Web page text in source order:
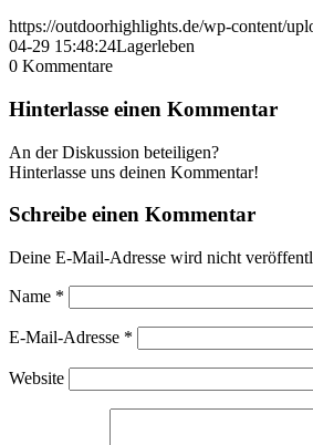
https://outdoorhighlights.de/wp-content/
04-29 15:48:24Lagerleben
0 Kommentare
Hinterlasse einen Kommentar
An der Diskussion beteiligen?
Hinterlasse uns deinen Kommentar!
Schreibe einen Kommentar
Deine E-Mail-Adresse wird nicht
Name *
E-Mail-Adresse *
Website